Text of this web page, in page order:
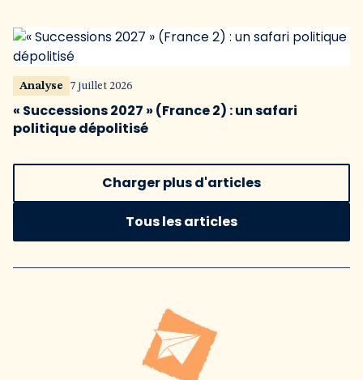
Analyse 7 juillet 2026
« Successions 2027 » (France 2) : un safari
politique dépolitisé
Charger plus d'articles
Tous les articles